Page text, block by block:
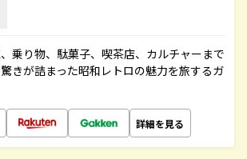
乗り物、駄菓子、喫茶店、カルチャーまで
きが詰まった昭和レトロの魅力を旅するガ
詳細を見る